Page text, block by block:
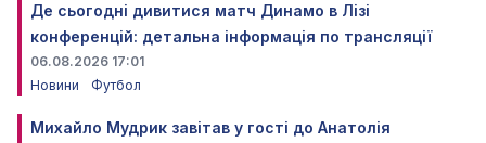
Де сьогодні дивитися матч Динамо в Лізі
конференцій: детальна інформація по трансляції
06.08.2026 17:01
Новини
Футбол
Михайло Мудрик завітав у гості до Анатолія